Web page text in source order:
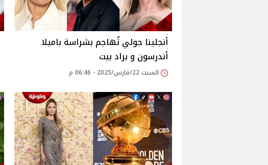
أنجلينا جولي تُهاجم بشراسة باميلا
أندرسون و براد بيت
السبت 22/مارس/2025 - 06:46 م